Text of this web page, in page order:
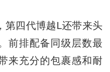
四代博越L还带来头
前排配备同级层数最
来充分的包裹感和耐